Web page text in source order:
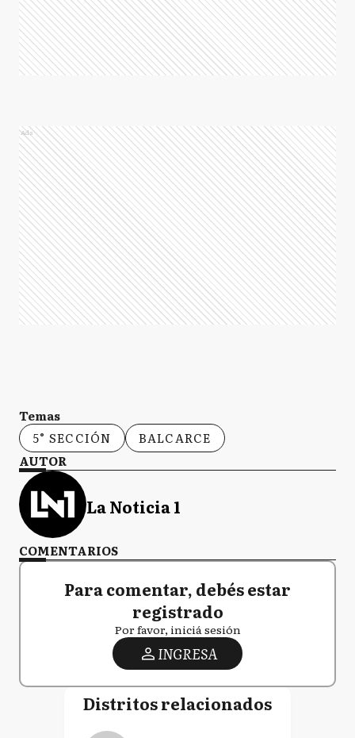
Ads
Temas
5° SECCIÓN
BALCARCE
AUTOR
La Noticia 1
COMENTARIOS
Para comentar, debés estar
registrado
Por favor, iniciá sesión
INGRESA
Distritos relacionados